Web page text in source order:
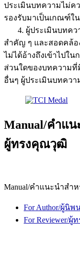
ประเมินบทความไม่ค
รองรับมาเป็นเกณฑ์ใ
4. ผู้ประเมินบทควา
สำคัญ ๆ และสอดคล้
ไม่ได้อ้างถึงเข้าไปใ
ส่วนใดของบทความ
อื่นๆ ผู้ประเมินบทคว
Manual/คำแ
ผู้ทรงคุณวุฒิ
Manual/คำแนะนำส
For Author/ผู้นิพ
For Reviewer/